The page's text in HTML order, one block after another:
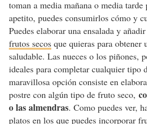
toman a media mañana o media tarde
apetito, puedes consumirlos cómo y
Puedes elaborar una ensalada y añadir
frutos secosque quieras para obtener
saludable. Las nueces o los piñones,
ideales para completar cualquier tipo
maravillosa opción consiste en
postre con algún tipo de fruto seco,
o las almendras. Como puedes ver,
platos en los que puedes incorporar